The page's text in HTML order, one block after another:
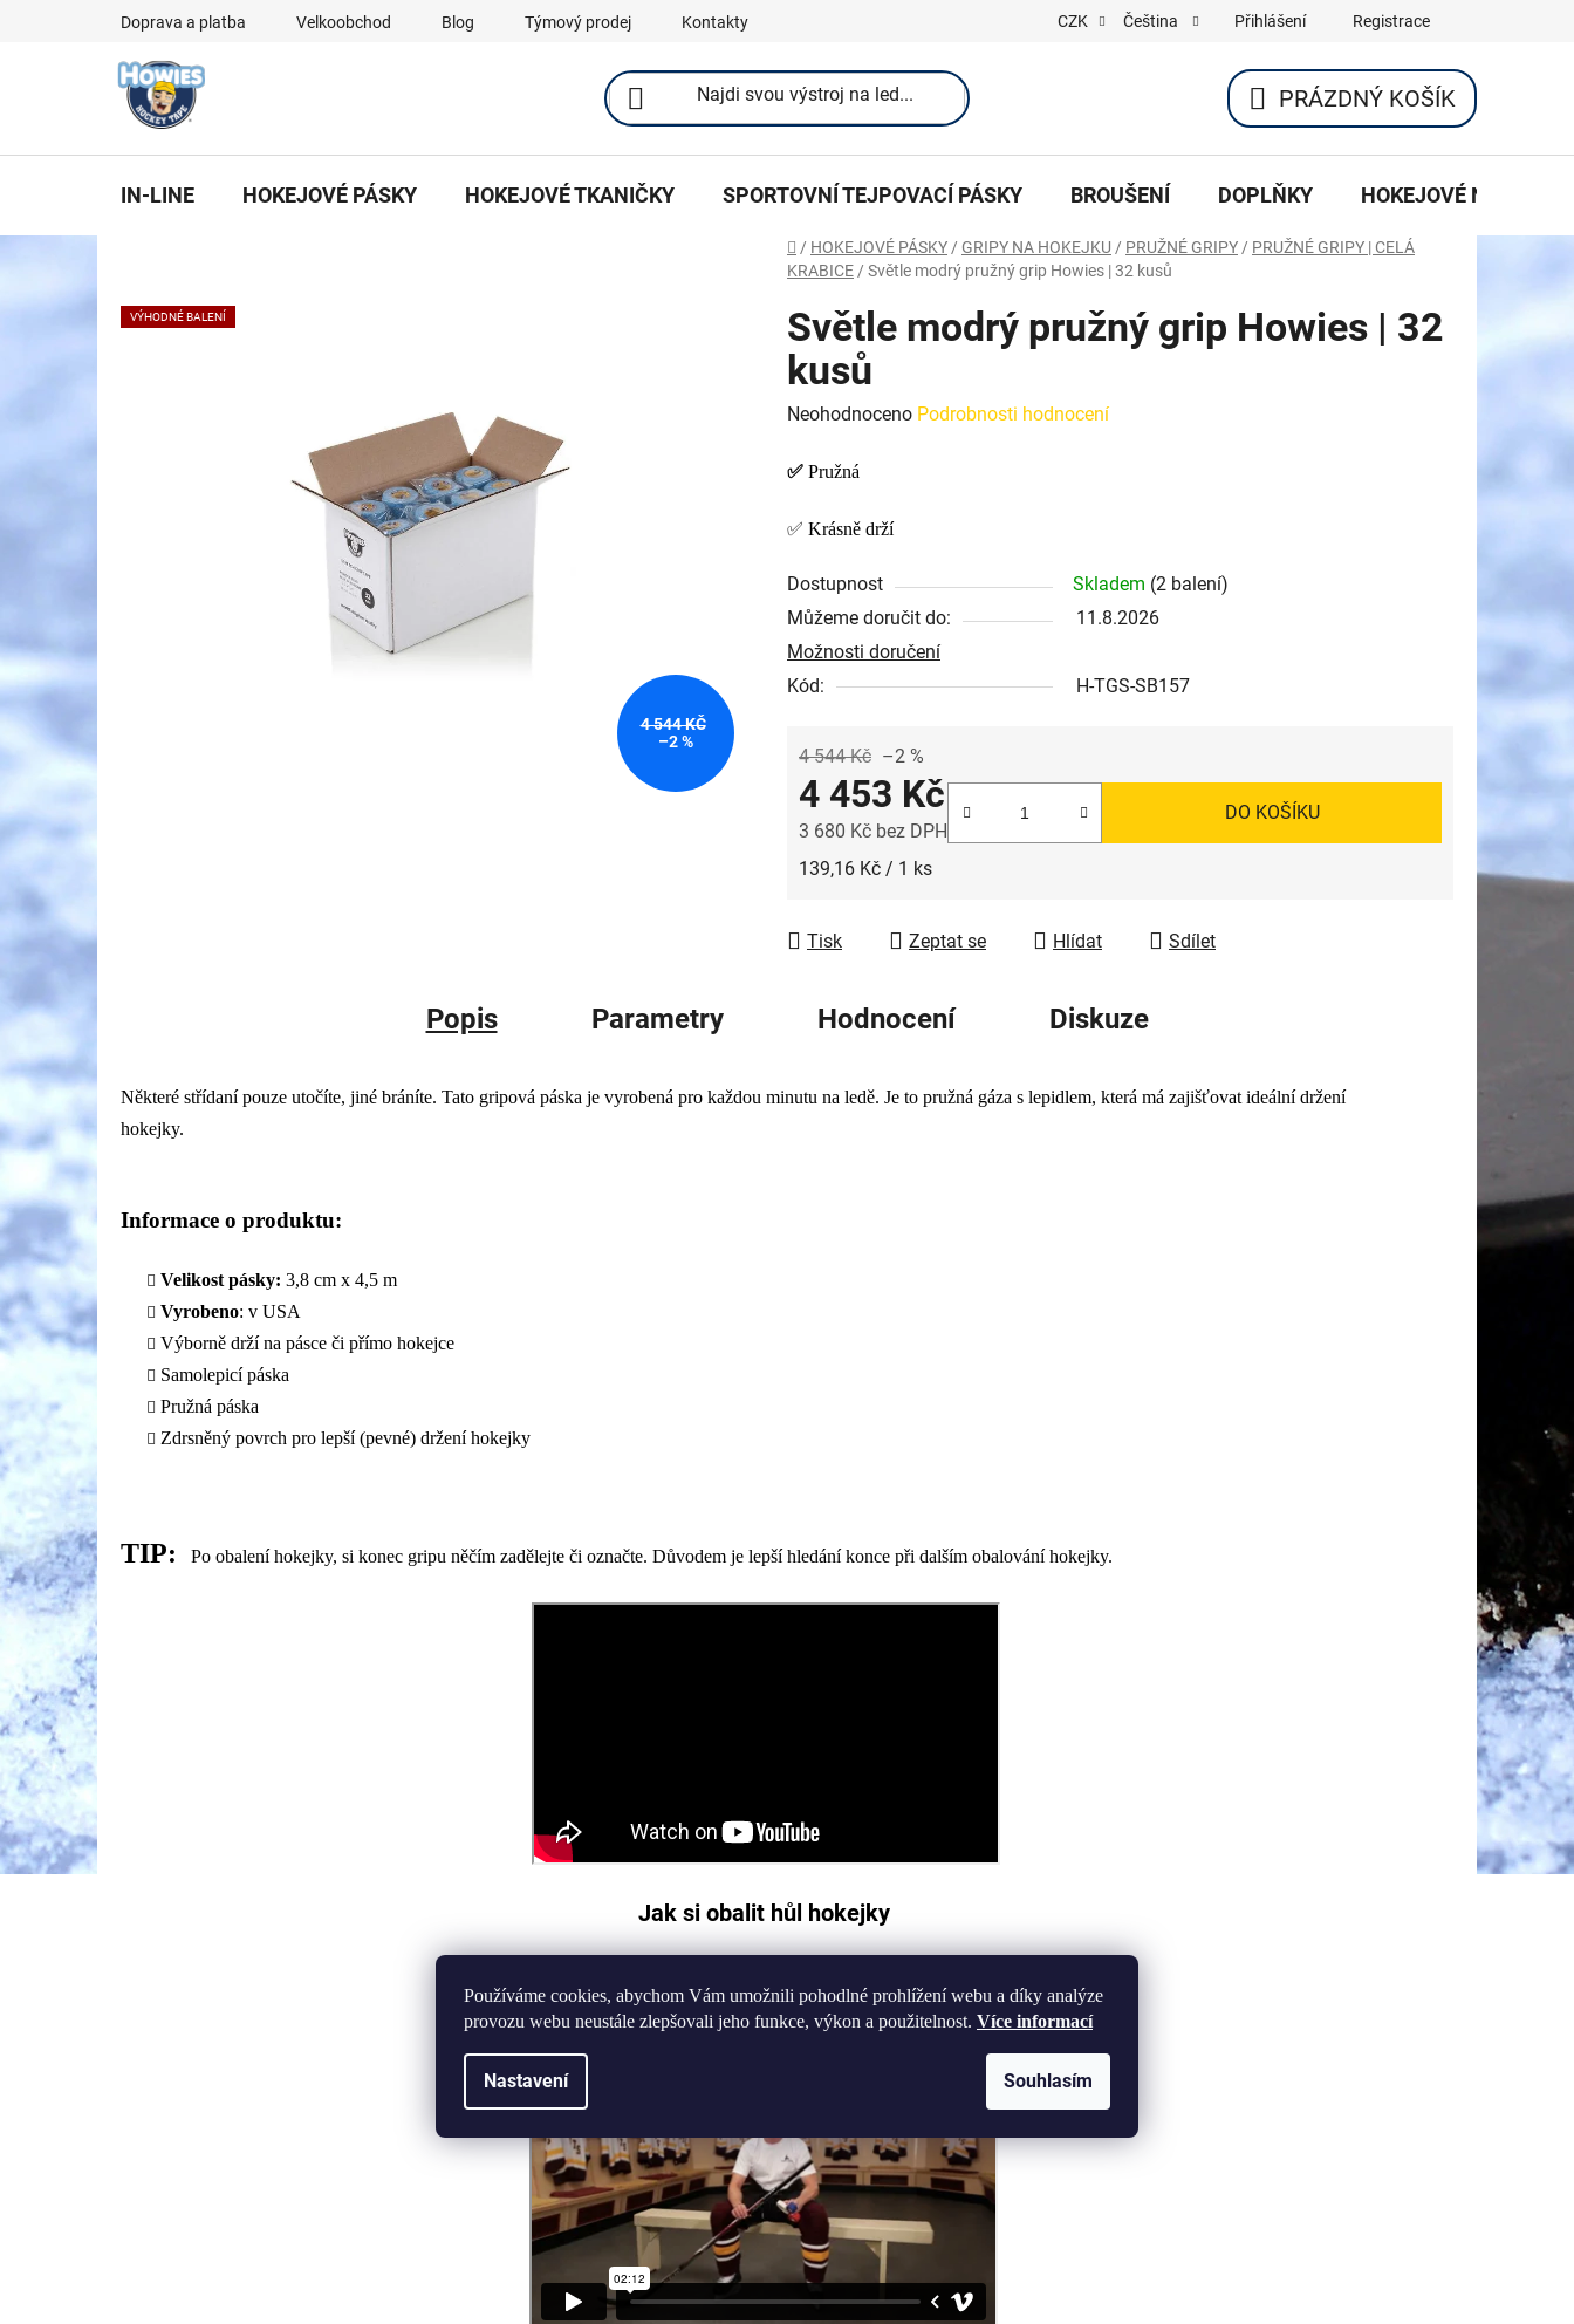
Používáme cookies, abychom Vám umožnili pohodlné prohlížení webu a díky analýze
provozu webu neustále zlepšovali jeho funkce, výkon a použitelnost. Více informací
Nastavení Souhlasím
Doprava a platba Velkoobchod Blog Týmový prodej Kontakty CZK Čeština Přihlášení Registrace
NÁKUPNÍ
KOŠÍK
PRÁZDNÝ KOŠÍK
IN-LINE HOKEJOVÉ PÁSKY HOKEJOVÉ TKANIČKY SPORTOVNÍ TEJPOVACÍ PÁSKY BROUŠENÍ DOPLŇKY HOKEJOVÉ NOŽE
Domů
/ HOKEJOVÉ PÁSKY / GRIPY NA HOKEJKU / PRUŽNÉ GRIPY / PRUŽNÉ GRIPY | CELÁ
KRABICE / Světle modrý pružný grip Howies | 32 kusů
Světle modrý pružný grip Howies | 32
kusů
Průměrné
produktu
0,0
Neohodnoceno Podrobnosti hodnocení
✅ Pružná
✅ Krásně drží
Dostupnost Skladem (2 balení)
Můžeme doručit do:
11.8.2026
Možnosti doručení
Kód:
H-TGS-SB157
4 544 Kč –2 %
4 453 Kč
3 680 Kč bez DPH
Měrná cena:
139,16 Kč / 1 ks
DO KOŠÍKU
Tisk Zeptat se Hlídat Sdílet
VÝHODNÉ BALENÍ
4 544 KČ
–2 %
Popis Parametry Hodnocení Diskuze
Některé střídaní pouze utočíte, jiné bráníte. Tato gripová páska je vyrobená pro každou minutu na ledě. Je to pružná gáza s lepidlem, která má zajišťovat ideální držení
hokejky.
Informace o produktu:
Velikost pásky: 3,8 cm x 4,5 m
Vyrobeno: v USA
Výborně drží na pásce či přímo hokejce
Samolepicí páska
Pružná páska
Zdrsněný povrch pro lepší (pevné) držení hokejky
TIP: Po obalení hokejky, si konec gripu něčím zadělejte či označte. Důvodem je lepší hledání konce při dalším obalování hokejky.
Jak si obalit hůl hokejky